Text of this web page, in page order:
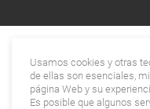
Usamos cookies y otras
de ellas son esenciales,
página Web y su
Es posible que algunos